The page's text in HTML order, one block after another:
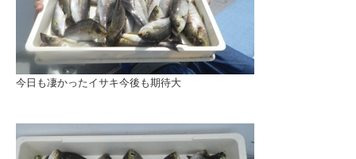
今日も凄かったイサキ今後も期待大